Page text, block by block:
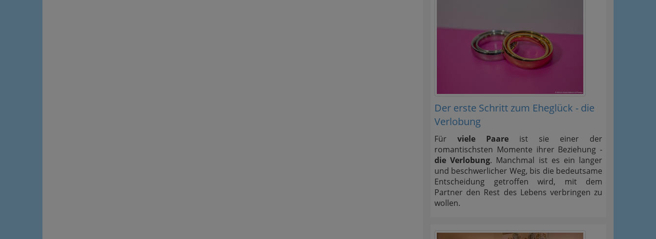
Der erste Schritt zum Eheglück - die
Verlobung
Für viele Paare ist sie einer der
romantischsten Momente ihrer Beziehung -
die Verlobung. Manchmal ist es ein langer
und beschwerlicher Weg, bis die bedeutsame
Entscheidung getroffen wird, mit dem
Partner den Rest des Lebens verbringen zu
wollen.